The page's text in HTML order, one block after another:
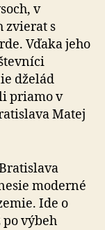
v
zvierat s
Vďaka jeho
dželád
priamo v
Matej
moderné
Ide o
výbeh